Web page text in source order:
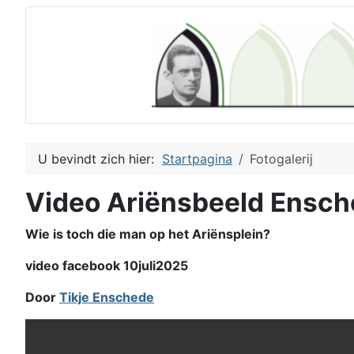
U bevindt zich hier: Startpagina Fotogalerij
Video Ariënsbeeld
Wie is toch die man op het Ariënsplein?
video facebook 10juli2025
Door Tikje Enschede